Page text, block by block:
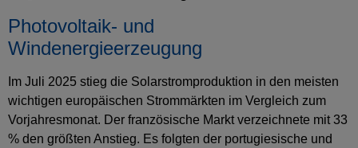
Photovoltaik- und
Windenergieerzeugung
Im Juli 2025 stieg die Solarstromproduktion in den meisten
wichtigen europäischen Strommärkten im Vergleich zum
Vorjahresmonat. Der französische Markt verzeichnete mit 33
% den größten Anstieg. Es folgten der portugiesische und